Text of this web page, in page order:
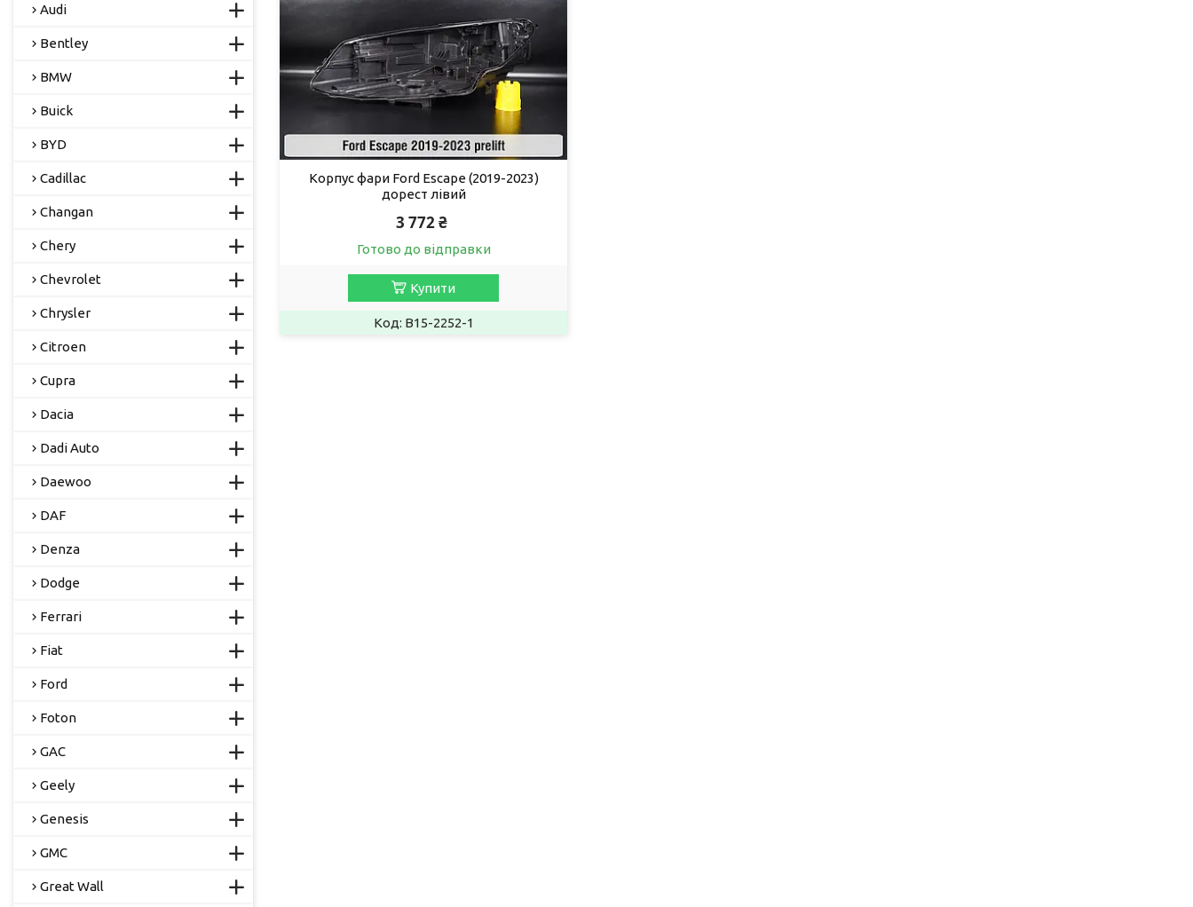
Корпус фари Ford Escape (2019-2023)
дорест лівий
3 772 ₴
Готово до відправки
Купити
B15-2252-1
Audi
Bentley
BMW
Buick
BYD
Cadillac
Changan
Chery
Chevrolet
Chrysler
Citroen
Cupra
Dacia
Dadi Auto
Daewoo
DAF
Denza
Dodge
Ferrari
Fiat
Ford
Foton
GAC
Geely
Genesis
GMC
Great Wall